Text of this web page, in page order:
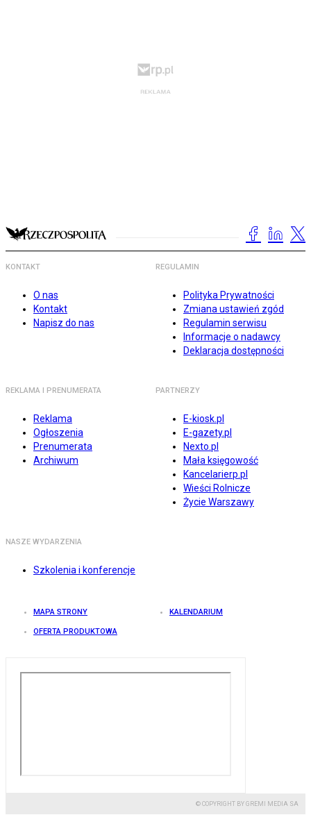
KONTAKT
O nas
Kontakt
Napisz do nas
REGULAMIN
Polityka Prywatności
Zmiana ustawień zgód
Regulamin serwisu
Informacje o nadawcy
Deklaracja dostępności
REKLAMA I PRENUMERATA
Reklama
Ogłoszenia
Prenumerata
Archiwum
PARTNERZY
E-kiosk.pl
E-gazety.pl
Nexto.pl
Mała księgowość
Kancelarierp.pl
Wieści Rolnicze
Życie Warszawy
NASZE WYDARZENIA
Szkolenia i konferencje
MAPA STRONY KALENDARIUM
OFERTA PRODUKTOWA
© COPYRIGHT BY GREMI MEDIA SA